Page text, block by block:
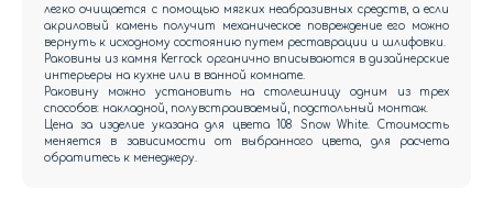
легко очищается с помощью мягких неабразивных средств, а если
акриловый камень получит механическое повреждение его можно
вернуть к исходному состоянию путем реставрации и шлифовки.
Раковины из камня Kerrock органично вписываются в дизайнерские
интерьеры на кухне или в ванной комнате.
Раковину можно установить на столешницу одним из трех
способов: накладной, полувстраиваемый, подстольный монтаж.
Цена за изделие указана для цвета 108 Snow White. Стоимость
меняется в зависимости от выбранного цвета, для расчета
обратитесь к менеджеру.